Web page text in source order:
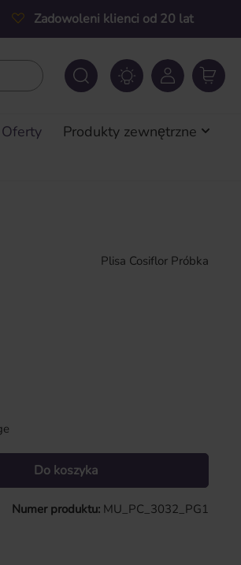
Zadowoleni klienci od 20 lat
Produkty zewnętrzne
Plisa Cosiflor Próbka
lub użyj przycisków, aby zwiększyć lub
Do koszyka
Numer produktu: MU_PC_3032_PG1